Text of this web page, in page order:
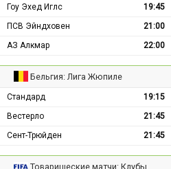
Гоу Эхед Иглс
19:45
ПСВ Эйндховен
21:00
АЗ Алкмар
22:00
Бельгия: Лига Жюпиле
Стандард 19:15
Вестерло
21:45
Сент-Трюйден
21:45
Товарищеские матчи: Клубы